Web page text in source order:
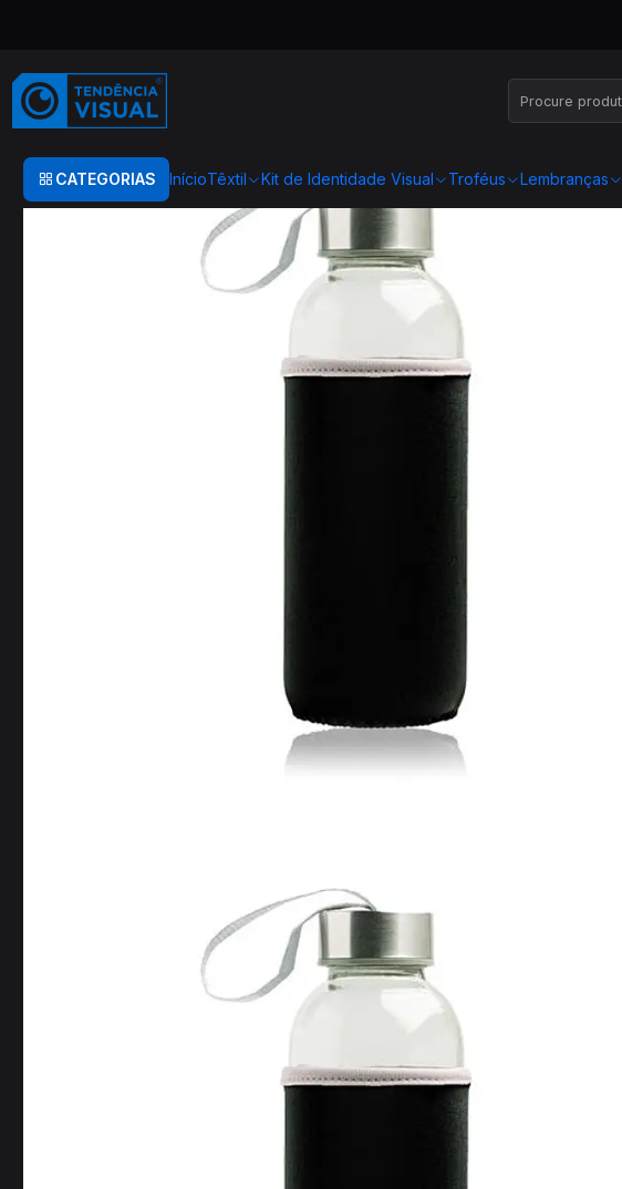
CATEGORIAS InícioTêxtil Kit de Identidade Visual Troféus Lembranças